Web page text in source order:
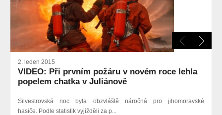
2. leden 2015
VIDEO: Při prvním požáru v novém roce lehla
popelem chatka v Juliánově
Silvestrovská noc byla obzvláště náročná pro jihomoravské
hasiče. Podle statistik vyjížděli za p...